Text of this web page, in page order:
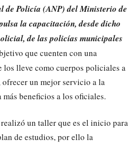
de Policía (ANP) del Ministerio de
la capacitación, desde dicho
de las policías municipales
que cuenten con una
lleve como cuerpos policiales a
un mejor servicio a la
beneficios a los oficiales.
un taller que es el inicio para
de estudios, por ello la